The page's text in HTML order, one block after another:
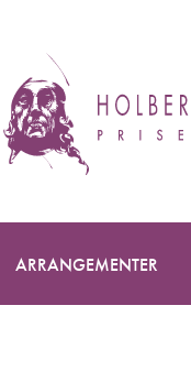
ARRANGEMENTER